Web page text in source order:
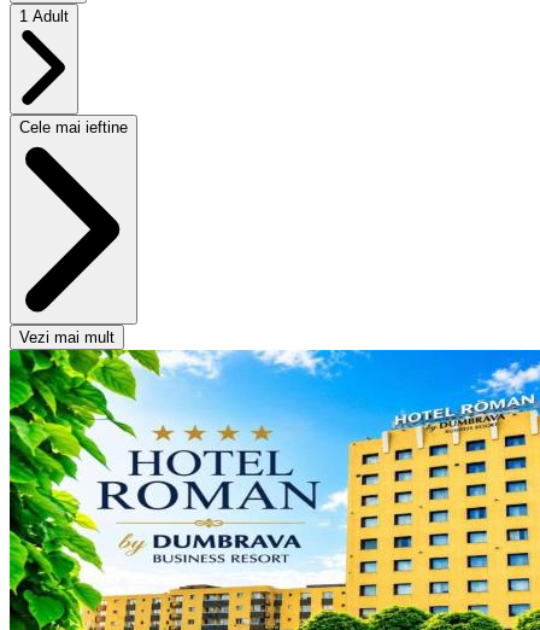
1 Adult
Cele mai ieftine
Vezi mai mult